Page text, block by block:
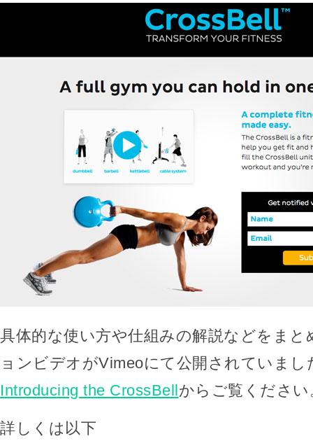
具体的な使い方や仕組みの解説などをまと
ョンビデオがVimeoにて公開されていまし
Introducing the CrossBellからご覧ください
詳しくは以下